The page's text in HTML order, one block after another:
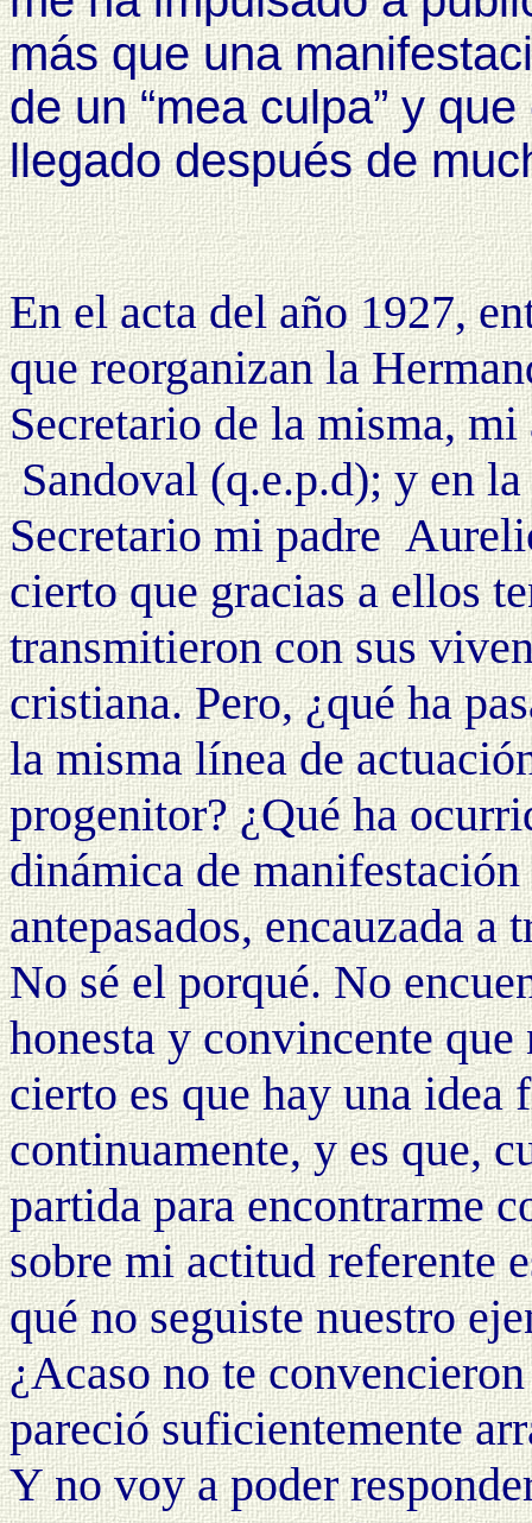
más que una
de un “mea culpa” y
llegado después de
En el acta del año 1927,
que reorganizanla
Secretario de la misma,
Sandoval (q.e.p.d); y en
Secretario mi padre
cierto que gracias a ellos
transmitieron con sus
cristiana. Pero, ¿qué ha
la misma línea de
progenitor? ¿Qué ha
dinámica de
antepasados, encauzada a
No sé el porqué. No
honesta y convincente
cierto es que hay una
continuamente, y es que,
partida para encontrarme
sobre mi actitud referente
qué no seguiste nuestro
¿Acaso no te
pareció suficientemente
Y no voy a poder